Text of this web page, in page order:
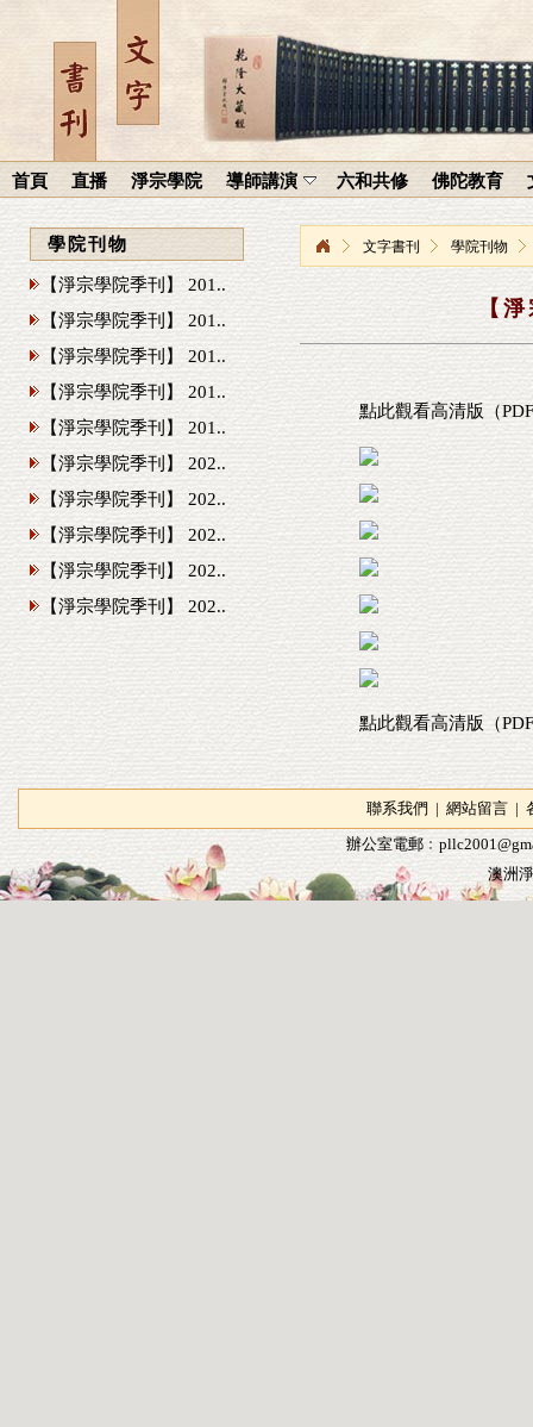
首頁 直播 淨宗學院 導師講演 六和共修 佛陀教育
學院刊物
【淨宗學院季刊】 201..
【淨宗學院季刊】 201..
【淨宗學院季刊】 201..
【淨宗學院季刊】 201..
【淨宗學院季刊】 201..
【淨宗學院季刊】 202..
【淨宗學院季刊】 202..
【淨宗學院季刊】 202..
【淨宗學院季刊】 202..
【淨宗學院季刊】 202..
文字書刊 學院刊物
【
點此觀看高清版（
點此觀看高清版（
聯系我們 | 網站留言|
辦公室電郵﹕
澳洲